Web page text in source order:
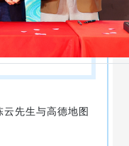
先生与高德地图